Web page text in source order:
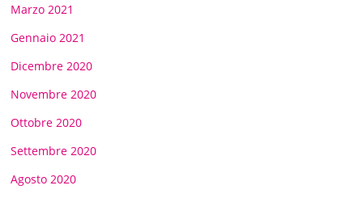
Marzo 2021
Gennaio 2021
Dicembre 2020
Novembre 2020
Ottobre 2020
Settembre 2020
Agosto 2020